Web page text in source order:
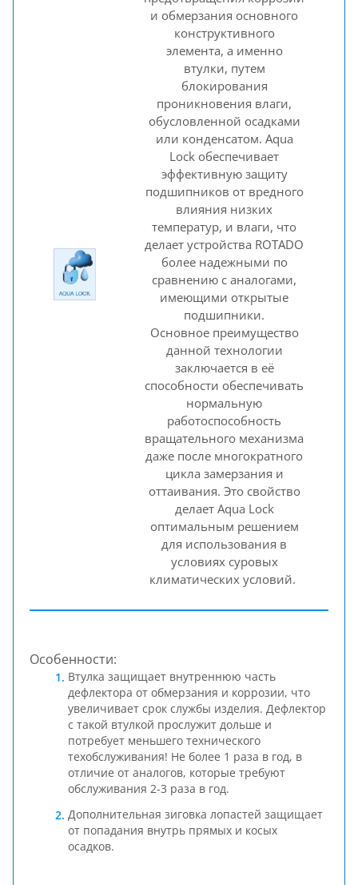
и обмерзания основного
конструктивного
элемента, а именно
втулки, путем
блокирования
проникновения влаги,
обусловленной осадками
или конденсатом. Aqua
Lock обеспечивает
эффективную защиту
подшипников от вредного
влияния низких
температур, и влаги, что
делает устройства ROTADO
более надежными по
сравнению с аналогами,
имеющими открытые
подшипники.
Основное преимущество
данной технологии
заключается в её
способности обеспечивать
нормальную
работоспособность
вращательного механизма
даже после многократного
цикла замерзания и
оттаивания. Это свойство
делает Aqua Lock
оптимальным решением
для использования в
условиях суровых
климатических условий.
Особенности:
Втулка защищает внутреннюю часть
дефлектора от обмерзания и коррозии, что
увеличивает срок службы изделия. Дефлектор
с такой втулкой прослужит дольше и
потребует меньшего технического
техобслуживания! Не более 1 раза в год, в
отличие от аналогов, которые требуют
обслуживания 2-3 раза в год.
Дополнительная зиговка лопастей защищает
от попадания внутрь прямых и косых
осадков.